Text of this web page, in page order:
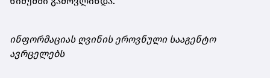
ინფორმაციას ღვინის ეროვნული სააგენტო
ავრცელებს